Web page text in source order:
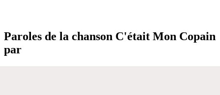
Paroles de la chanson C'était Mon Copain
par